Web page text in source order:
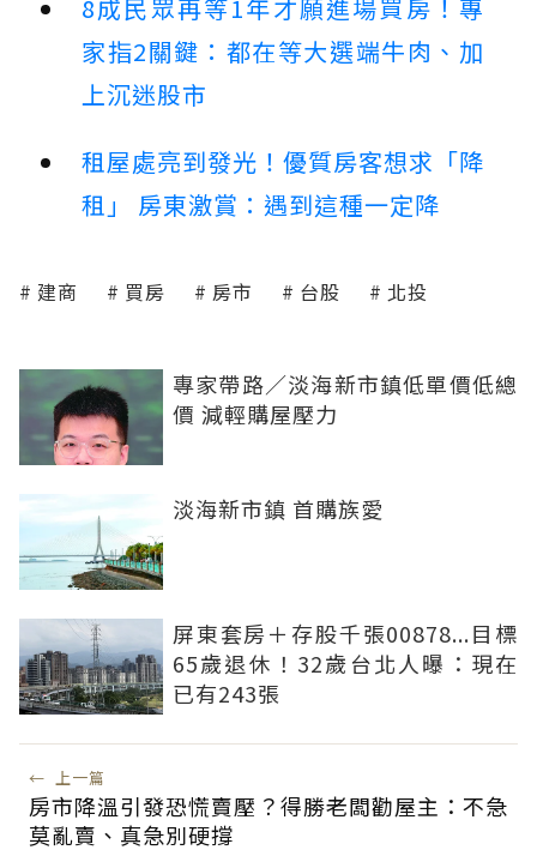
8成民眾再等1年才願進場買房！專
家指2關鍵：都在等大選端牛肉、加
上沉迷股市
租屋處亮到發光！優質房客想求「降
租」 房東激賞：遇到這種一定降
建商 買房 房市 台股 北投
專家帶路／淡海新市鎮低單價低總
價 減輕購屋壓力
淡海新市鎮 首購族愛
屏東套房＋存股千張00878...目標
65歲退休！32歲台北人曝：現在
已有243張
← 上一篇
房市降溫引發恐慌賣壓？得勝老闆勸屋主：不急
莫亂賣、真急別硬撐